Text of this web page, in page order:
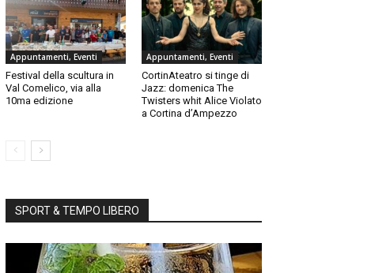
Appuntamenti, Eventi
Festival della scultura in
Val Comelico, via alla
10ma edizione
Appuntamenti, Eventi
CortinAteatro si tinge di
Jazz: domenica The
Twisters whit Alice Violato
a Cortina d’Ampezzo
SPORT & TEMPO LIBERO